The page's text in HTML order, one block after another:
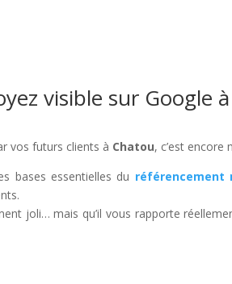
visible sur Google
vos futurs clients à Chatou, c’est encore
bases essentielles du référencement
joli… mais qu’il vous rapporte